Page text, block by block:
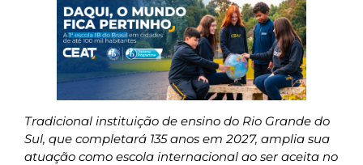
Tradicional instituição de ensino do Rio Grande do
Sul, que completará 135 anos em 2027, amplia sua
atuação como escola internacional ao ser aceita no